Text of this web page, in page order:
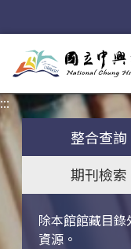
:::
整合查詢
期刊檢索
除本館館藏目
資源。
關鍵字搜尋